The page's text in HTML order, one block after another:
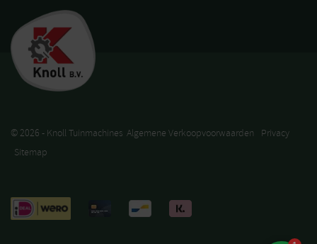
© 2026 - Knoll Tuinmachines Algemene Verkoopvoorwaarden
Privacy
Sitemap